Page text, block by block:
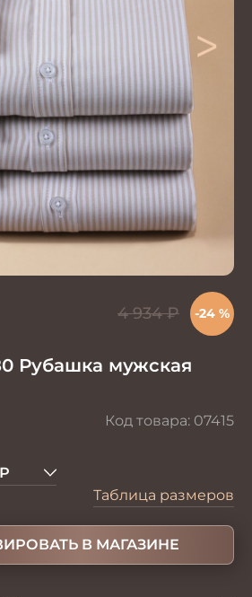
>
Рубашка мужская
Код товара: 07415
4 934₽ -24 %
Таблица размеров
В МАГАЗИНЕ